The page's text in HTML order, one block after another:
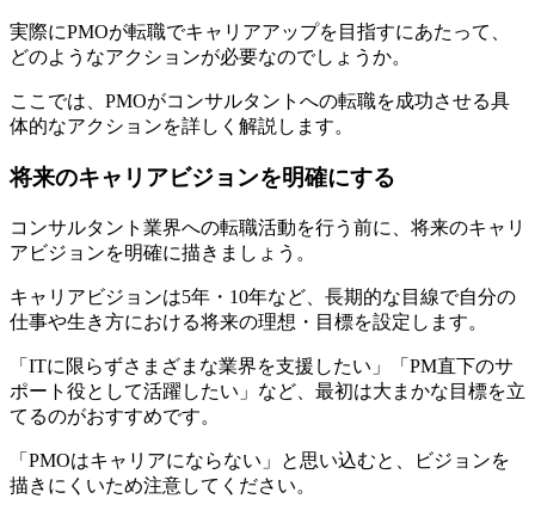
実際にPMOが転職でキャリアアップを目指すにあたって、
どのようなアクションが必要なのでしょうか。
ここでは、PMOがコンサルタントへの転職を成功させる具
体的なアクションを詳しく解説します。
将来のキャリアビジョンを明確にする
コンサルタント業界への転職活動を行う前に、将来のキャリ
アビジョンを明確に描きましょう。
キャリアビジョンは5年・10年など、 長期的な目線で自分の
仕事や生き方における将来の理想・目標を設定 します。
「ITに限らずさまざまな業界を支援したい」「PM直下のサ
ポート役として活躍したい」など、最初は大まかな目標を立
てるのがおすすめです。
「PMOはキャリアにならない」と思い込むと、ビジョンを
描きにくいため注意してください。